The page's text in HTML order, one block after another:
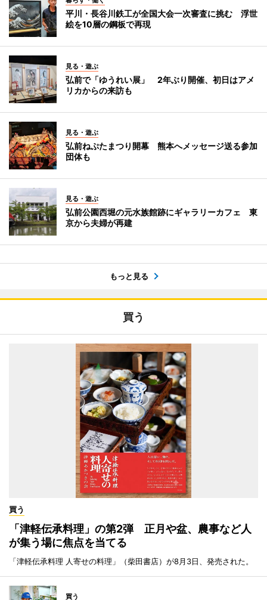
平川・長谷川鉄工が全国大会一次審査に挑む 浮世
絵を10層の鋼板で再現
見る・遊ぶ
弘前で「ゆうれい展」 2年ぶり開催、初日はアメ
リカからの来訪も
見る・遊ぶ
弘前ねぷたまつり開幕 熊本へメッセージ送る参加
団体も
見る・遊ぶ
弘前公園西堀の元水族館跡にギャラリーカフェ 東
京から夫婦が再建
もっと見る
買う
買う
「津軽伝承料理」の第2弾 正月や盆、農事など人
が集う場に焦点を当てる
「津軽伝承料理 人寄せの料理」（柴田書店）が8月3日、発売された。
買う